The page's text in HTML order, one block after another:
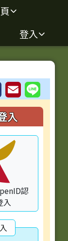
登入
⏸
容
入
認
入